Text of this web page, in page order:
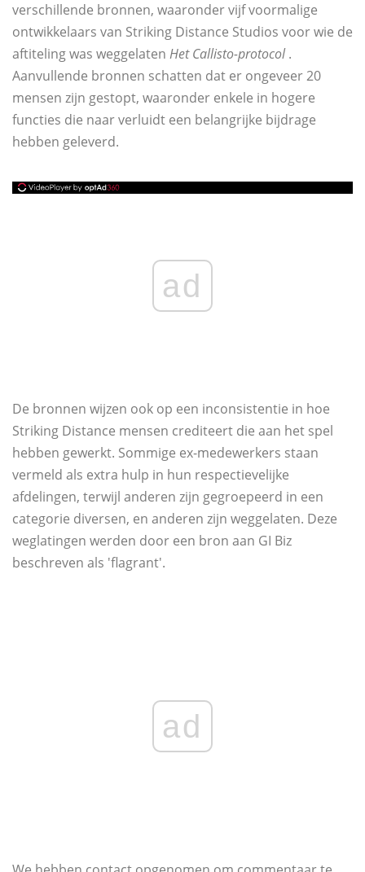
verschillende bronnen, waaronder vijf voormalige
ontwikkelaars van Striking Distance Studios voor wie de
aftiteling was weggelaten Het Callisto-protocol.
Aanvullende bronnen schatten dat er ongeveer 20
mensen zijn gestopt, waaronder enkele in hogere
functies die naar verluidt een belangrijke bijdrage
hebben geleverd.
ad
De bronnen wijzen ook op een inconsistentie in hoe
Striking Distance mensen crediteert die aan het spel
hebben gewerkt. Sommige ex-medewerkers staan ​​
vermeld als extra hulp in hun respectievelijke
afdelingen, terwijl anderen zijn gegroepeerd in een
categorie diversen, en anderen zijn weggelaten. Deze
weglatingen werden door een bron aan GI Biz
beschreven als 'flagrant'.
ad